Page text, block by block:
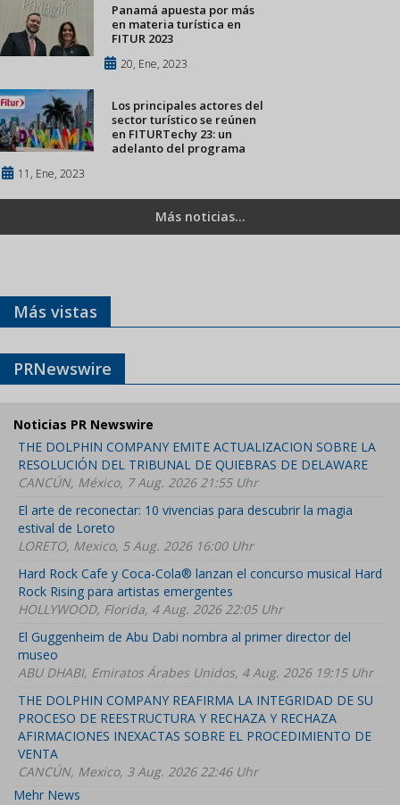
Panamá apuesta por más
en materia turística en
FITUR 2023
20, Ene, 2023
Los principales actores del
sector turístico se reúnen
en FITURTechy 23: un
adelanto del programa
11, Ene, 2023
Más noticias...
Más vistas
PRNewswire
Noticias PR Newswire
THE DOLPHIN COMPANY EMITE ACTUALIZACION SOBRE LA
RESOLUCIÓN DEL TRIBUNAL DE QUIEBRAS DE DELAWARE
CANCÚN, México, 7 Aug. 2026 21:55 Uhr
El arte de reconectar: 10 vivencias para descubrir la magia
estival de Loreto
LORETO, Mexico, 5 Aug. 2026 16:00 Uhr
Hard Rock Cafe y Coca-Cola® lanzan el concurso musical Hard
Rock Rising para artistas emergentes
HOLLYWOOD, Florida, 4 Aug. 2026 22:05 Uhr
El Guggenheim de Abu Dabi nombra al primer director del
museo
ABU DHABI, Emiratos Árabes Unidos, 4 Aug. 2026 19:15 Uhr
THE DOLPHIN COMPANY REAFIRMA LA INTEGRIDAD DE SU
PROCESO DE REESTRUCTURA Y RECHAZA Y RECHAZA
AFIRMACIONES INEXACTAS SOBRE EL PROCEDIMIENTO DE
VENTA
CANCÚN, Mexico, 3 Aug. 2026 22:46 Uhr
Mehr News